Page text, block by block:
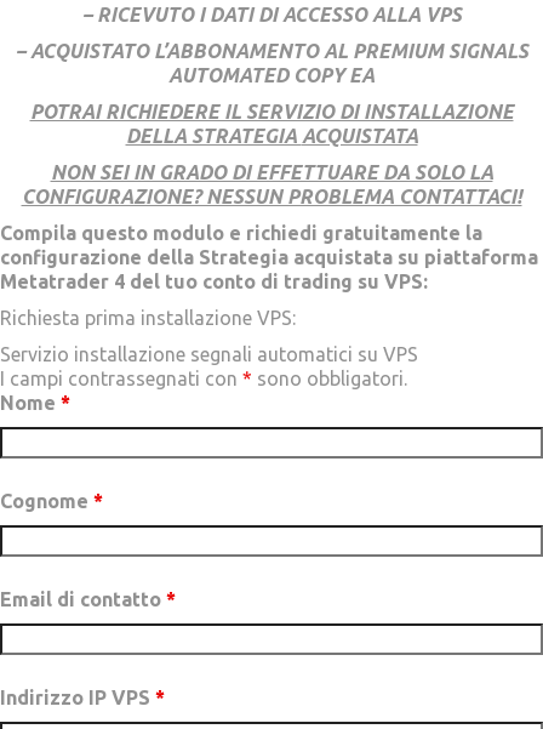
– RICEVUTO I DATI DI ACCESSO ALLA VPS
– ACQUISTATO L’ABBONAMENTO AL PREMIUM SIGNALS
AUTOMATED COPY EA
POTRAI RICHIEDERE IL SERVIZIO DI INSTALLAZIONE
DELLA STRATEGIA ACQUISTATA
NON SEI IN GRADO DI EFFETTUARE DA SOLO LA
CONFIGURAZIONE? NESSUN PROBLEMA CONTATTACI!
Compila questo modulo e richiedi gratuitamente la
configurazione della Strategia acquistata su piattaforma
Metatrader 4 del tuo conto di trading su VPS:
Richiesta prima installazione VPS:
Servizio installazione segnali automatici su VPS
I campi contrassegnati con * sono obbligatori.
Nome *
Cognome *
Email di contatto *
Indirizzo IP VPS *